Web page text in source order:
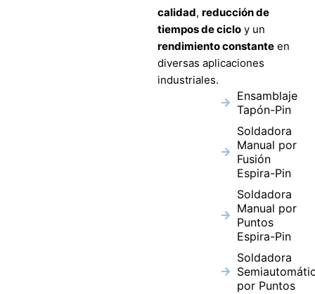
calidad, reducción de
tiempos de ciclo y un
rendimiento constante en
diversas aplicaciones
industriales.
Ensamblaje
Tapón-Pin
Soldadora
Manual por
Fusión
Espira-Pin
Soldadora
Manual por
Puntos
Espira-Pin
Soldadora
por Puntos